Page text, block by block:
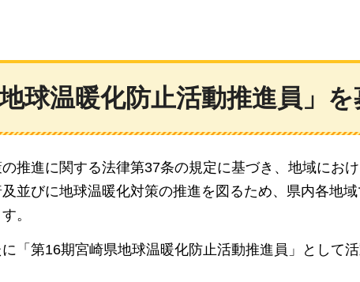
地球温暖化防止活動推進員」
推進に関する法律第37条の規定に基づき、地域にお
並びに地球温暖化対策の推進を図るため、県内各地
。
「第16期宮崎県地球温暖化防止活動推進員」として